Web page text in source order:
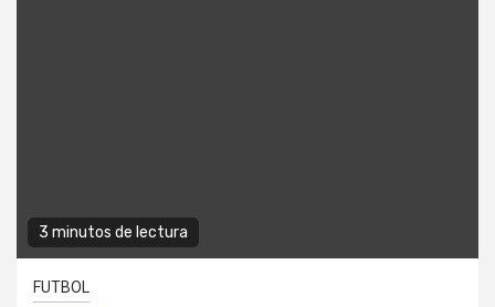
3 minutos de lectura
FUTBOL